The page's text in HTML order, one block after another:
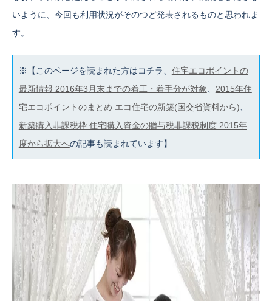
いように、今回も利用状況がそのつど発表されるものと思われま
す。
※【このページを読まれた方はコチラ、 住宅エコポイントの
最新情報 2016年3月末までの着工・着手分が対象
2015年住
宅エコポイントのまとめ エコ住宅の新築(国交省資料から)
新築購入非課税枠 住宅購入資金の贈与税非課税制度 2015年
度から拡大への記事も読まれています】